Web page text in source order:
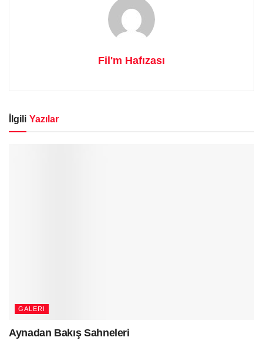
Fil'm Hafızası
İlgili Yazılar
GALERI
Aynadan Bakış Sahneleri